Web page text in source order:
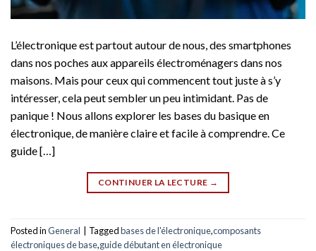
L’électronique est partout autour de nous, des smartphones
dans nos poches aux appareils électroménagers dans nos
maisons. Mais pour ceux qui commencent tout juste à s’y
intéresser, cela peut sembler un peu intimidant. Pas de
panique ! Nous allons explorer les bases du basique en
électronique, de manière claire et facile à comprendre. Ce
guide […]
CONTINUER LA LECTURE →
Posted inGeneral Taggedbases de l'électronique,composants
électroniques de base,guide débutant en électronique